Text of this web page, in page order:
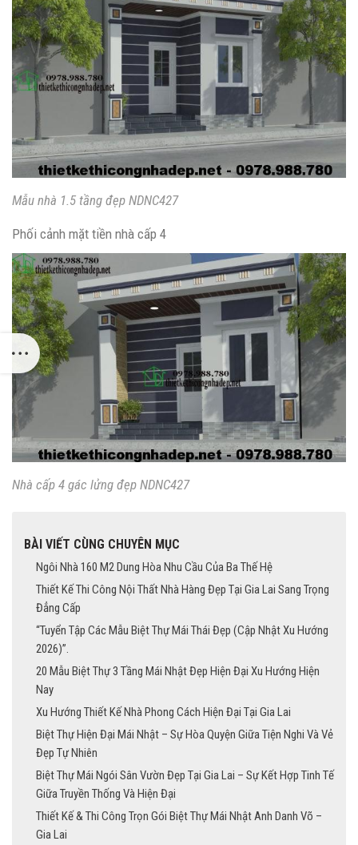
Mẫu nhà 1.5 tầng đẹp NDNC427
Phối cảnh mặt tiền nhà cấp 4
Nhà cấp 4 gác lửng đẹp NDNC427
BÀI VIẾT CÙNG CHUYÊN MỤC
Ngôi Nhà 160 M2 Dung Hòa Nhu Cầu Của Ba Thế Hệ
Thiết Kế Thi Công Nội Thất Nhà Hàng Đẹp Tại Gia Lai Sang Trọng
Đẳng Cấp
“Tuyển Tập Các Mẫu Biệt Thự Mái Thái Đẹp (Cập Nhật Xu Hướng
2026)”.
20 Mẫu Biệt Thự 3 Tầng Mái Nhật Đẹp Hiện Đại Xu Hướng Hiện
Nay
Xu Hướng Thiết Kế Nhà Phong Cách Hiện Đại Tại Gia Lai
Biệt Thự Hiện Đại Mái Nhật – Sự Hòa Quyện Giữa Tiện Nghi Và Vẻ
Đẹp Tự Nhiên
Biệt Thự Mái Ngói Sân Vườn Đẹp Tại Gia Lai – Sự Kết Hợp Tinh Tế
Giữa Truyền Thống Và Hiện Đại
Thiết Kế & Thi Công Trọn Gói Biệt Thự Mái Nhật Anh Danh Võ –
Gia Lai